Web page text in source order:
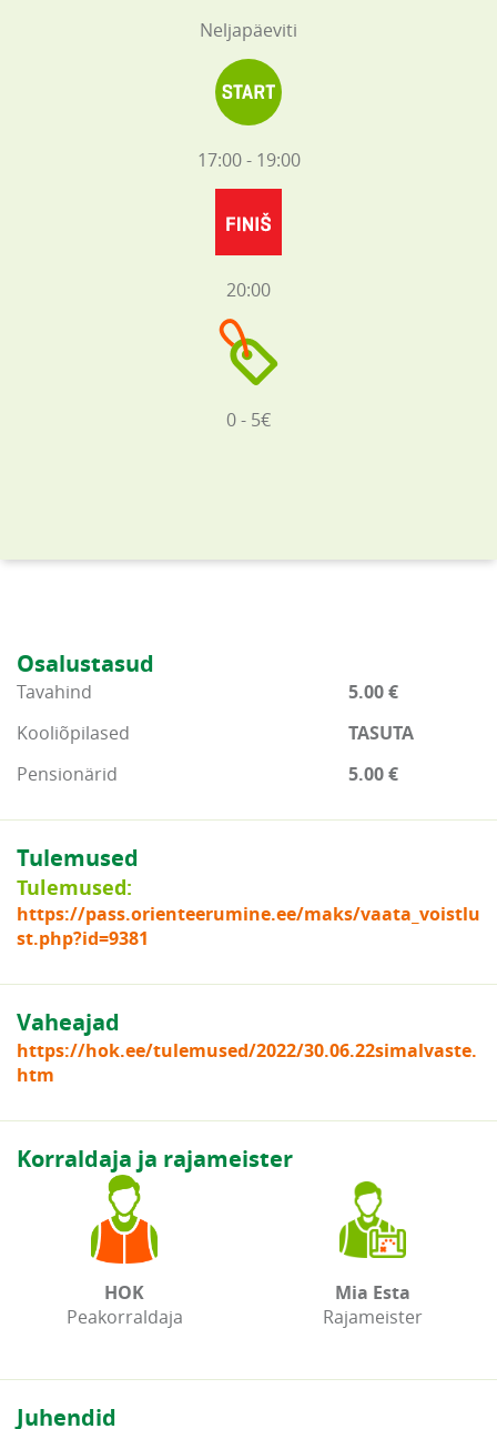
Neljapäeviti
17:00 - 19:00
20:00
0 - 5€
Osalustasud
Tavahind
5.00 €
Kooliõpilased
TASUTA
Pensionärid
5.00 €
Tulemused
Tulemused:
https://pass.orienteerumine.ee/maks/vaata_voistlu
st.php?id=9381
Vaheajad
https://hok.ee/tulemused/2022/30.06.22simalvaste.
htm
Korraldaja ja rajameister
HOK
Peakorraldaja
Mia Esta
Rajameister
Juhendid